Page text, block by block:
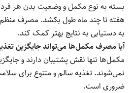
بسته به نوع مکمل و وضعیت بدن هر
هفته تا چند ماه طول بکشد. مصرف
به دستیابی به نتایج بهتر کمک کند.
آیا مصرف مکمل‌ها می‌تواند جایگزین
مکمل‌ها تنها نقش پشتیبان دارند و
نمی‌شوند. تغذیه سالم و متنوع برای
ضروری است.